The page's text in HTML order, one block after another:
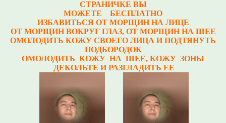
СТРАНИЧКЕ ВЫ
МОЖЕТЕ БЕСПЛАТНО
ИЗБАВИТЬСЯ ОТ МОРЩИН НА ЛИЦЕ
ОТ МОРЩИН ВОКРУГ ГЛАЗ, ОТ МОРЩИН НА ШЕЕ
ОМОЛОДИТЬ КОЖУ СВОЕГО ЛИЦА И ПОДТЯНУТЬ
ПОДБОРОДОК
ОМОЛОДИТЬ КОЖУ НА ШЕЕ, КОЖУ ЗОНЫ
ДЕКОЛЬТЕ И РАЗГЛАДИТЬ ЕЕ